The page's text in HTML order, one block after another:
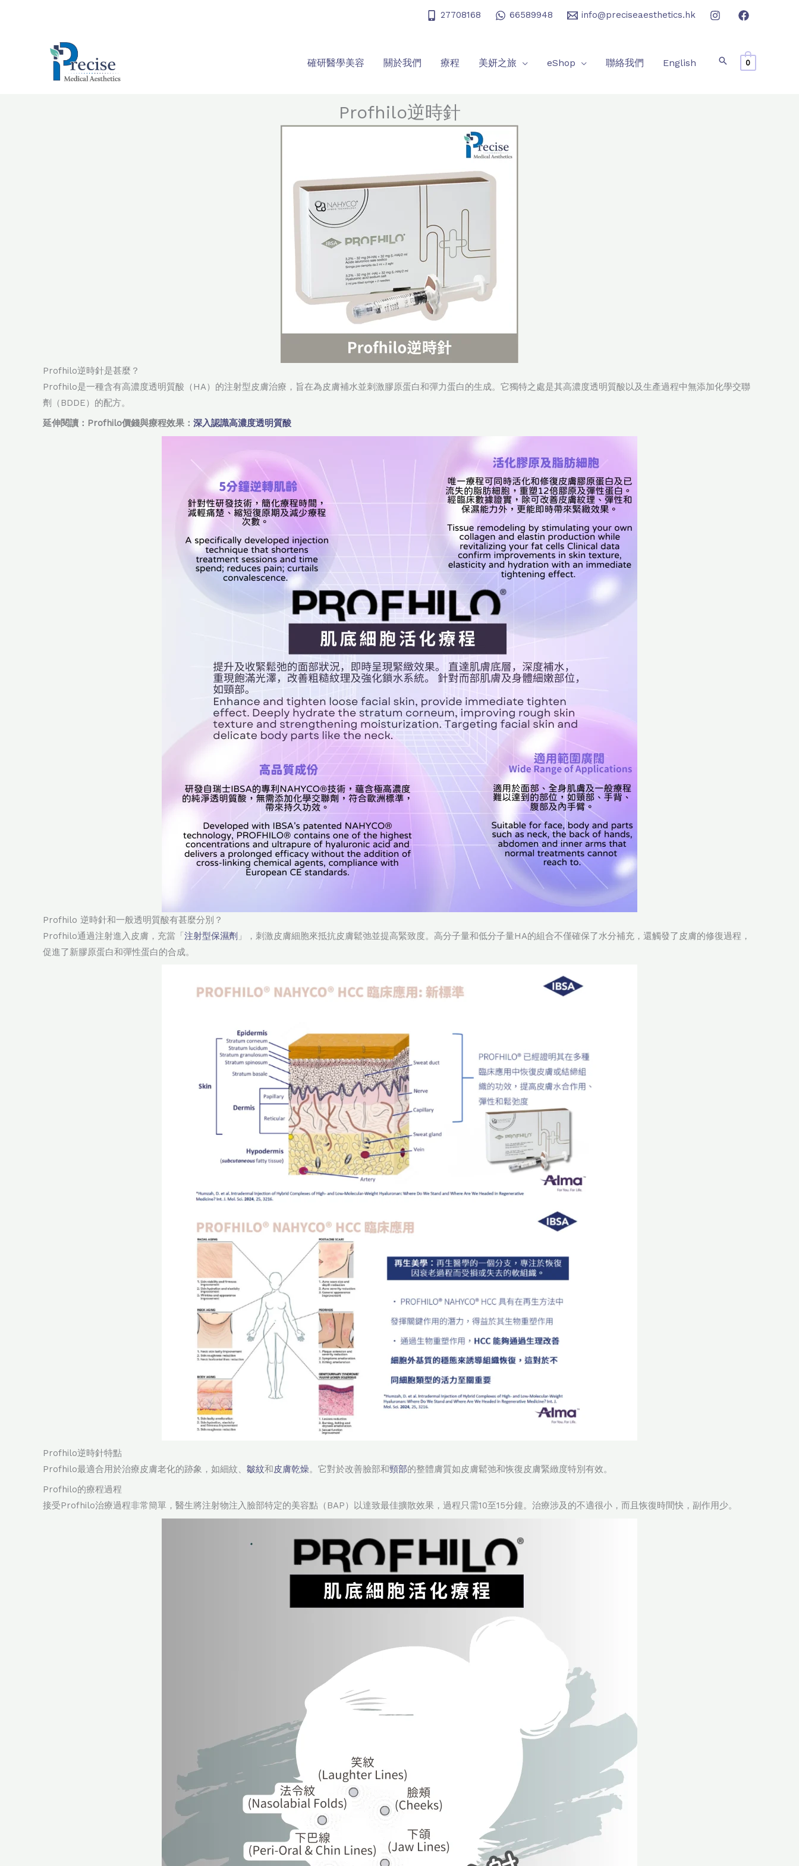
27708168 66589948 info@preciseaesthetics.hk
確研醫學美容 關於我們 療程 美妍之旅 eShop 聯絡我們 English 0
Profhilo逆時針
Profhilo逆時針是甚麼？
Profhilo是一種含有高濃度透明質酸（HA）的注射型皮膚治療，旨在為皮膚補水並刺激膠原蛋白和彈力蛋白的生成。它獨特之處是其高濃度透明質酸以及生產過程中無添加化學交聯
劑（BDDE）的配方。
延伸閱讀：Profhilo價錢與療程效果： 深入認識高濃度透明質酸
Profhilo 逆時針和一般透明質酸有甚麼分別？
Profhilo通過注射進入皮膚，充當「注射型保濕劑 」，刺激皮膚細胞來抵抗皮膚鬆弛並提高緊致度。高分子量和低分子量HA的組合不僅確保了水分補充，還觸發了皮膚的修復過程，
促進了新膠原蛋白和彈性蛋白的合成。
Profhilo逆時針特點
Profhilo最適合用於治療皮膚老化的跡象，如細紋、 皺紋和皮膚乾燥。它對於改善臉部和頸部的整體膚質如皮膚鬆弛和恢復皮膚緊緻度特別有效。
Profhilo的療程過程
接受Profhilo治療過程非常簡單，醫生將注射物注入臉部特定的美容點（BAP）以達致最佳擴散效果，過程只需10至15分鐘。治療涉及的不適很小，而且恢復時間快，副作用少。